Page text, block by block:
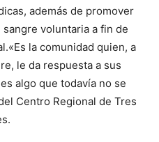
además de promover
voluntaria a fin de
la comunidad quien, a
le da respuesta a sus
algo que todavía no se
Centro Regional de Tres